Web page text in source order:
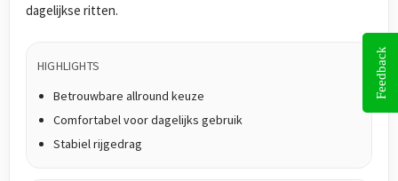
dagelijkse ritten.
HIGHLIGHTS
Betrouwbare allround keuze
Comfortabel voor dagelijks gebruik
Stabiel rijgedrag
Feedback